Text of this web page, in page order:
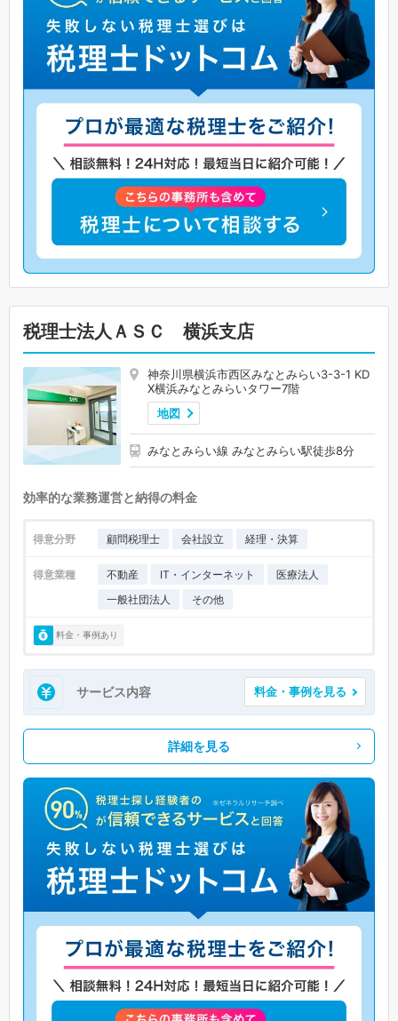
税理士法人ＡＳＣ 横浜支店
神奈川県横浜市西区みなとみらい3-3-1 KD
X横浜みなとみらいタワー7階
地図
みなとみらい線 みなとみらい駅徒歩8分
効率的な業務運営と納得の料金
得意分野 顧問税理士 会社設立 経理・決算
得意業種 不動産 IT・インターネット
医療法人
一般社団法人
その他
料金・事例あり
サービス内容 料金・事例を見る
詳細を見る